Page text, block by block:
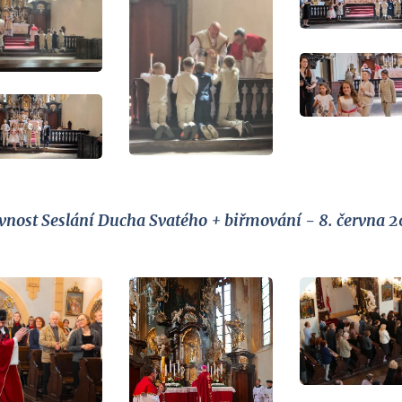
Seslání Ducha Svatého + biřmování - 8. června